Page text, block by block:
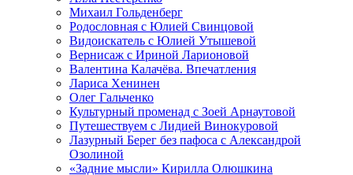
Михаил Гольденберг
Родословная с Юлией Свинцовой
Видоискатель с Юлией Утышевой
Вернисаж с Ириной Ларионовой
Валентина Калачёва. Впечатления
Лариса Хенинен
Олег Гальченко
Культурный променад с Зоей Арнаутовой
Путешествуем с Лидией Винокуровой
Лазурный Берег без пафоса с Александрой
Озолиной
«Задние мысли» Кирилла Олюшкина